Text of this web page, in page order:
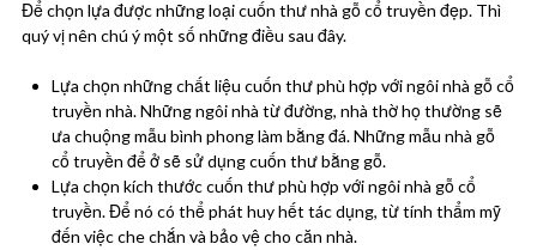
Để chọn lựa được những loại cuốn thư nhà gỗ cổ truyền đẹp. Thì
quý vị nên chú ý một số những điều sau đây.
Lựa chọn những chất liệu cuốn thư phù hợp với ngôi nhà gỗ cổ
truyền nhà. Những ngôi nhà từ đường, nhà thờ họ thường sẽ
ưa chuộng mẫu bình phong làm bằng đá. Những mẫu nhà gỗ
cổ truyền để ở sẽ sử dụng cuốn thư bằng gỗ.
Lựa chọn kích thước cuốn thư phù hợp với ngôi nhà gỗ cổ
truyền. Để nó có thể phát huy hết tác dụng, từ tính thẩm mỹ
đến việc che chắn và bảo vệ cho căn nhà.